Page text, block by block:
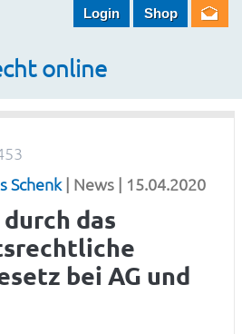
online
Login Shop
Schenk| News | 15.04.2020
das
bei AG und